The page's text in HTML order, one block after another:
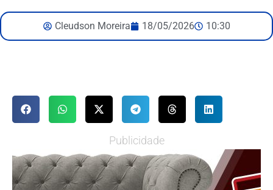
Cleudson Moreira 18/05/2026 10:30
Publicidade